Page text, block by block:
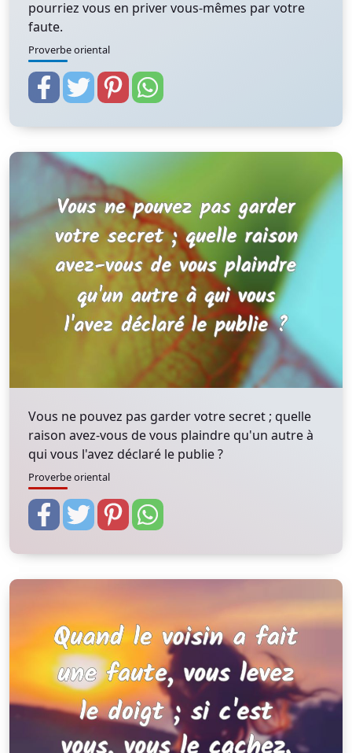
pourriez vous en priver vous-mêmes par votre
faute.
Proverbe oriental
Vous ne pouvez pas garder votre secret ; quelle
raison avez-vous de vous plaindre qu'un autre à
qui vous l'avez déclaré le publie ?
Proverbe oriental